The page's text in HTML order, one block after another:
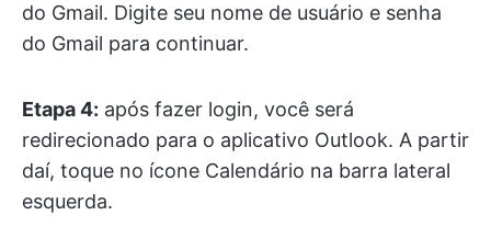
do Gmail. Digite seu nome de usuário e senha
do Gmail para continuar.
Etapa 4: após fazer login, você será
redirecionado para o aplicativo Outlook. A partir
daí, toque no ícone Calendário na barra lateral
esquerda.